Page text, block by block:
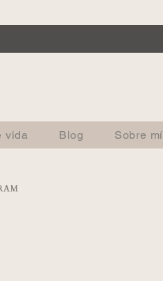
vida Blog Sobre mí